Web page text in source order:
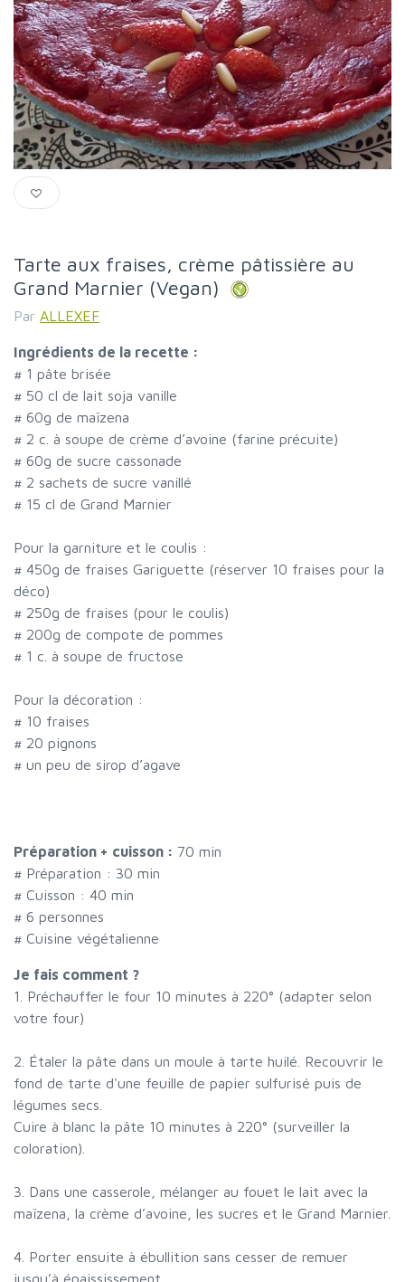
Tarte aux fraises, crème pâtissière au
Grand Marnier (Vegan)
Par ALLEXEF
Ingrédients de la recette :
# 1 pâte brisée
# 50 cl de lait soja vanille
# 60g de maïzena
# 2 c. à soupe de crème d’avoine (farine précuite)
# 60g de sucre cassonade
# 2 sachets de sucre vanillé
# 15 cl de Grand Marnier
Pour la garniture et le coulis :
# 450g de fraises Gariguette (réserver 10 fraises pour la
déco)
# 250g de fraises (pour le coulis)
# 200g de compote de pommes
# 1 c. à soupe de fructose
Pour la décoration :
# 10 fraises
# 20 pignons
# un peu de sirop d’agave
Préparation + cuisson : 70 min
# Préparation : 30 min
# Cuisson : 40 min
# 6 personnes
# Cuisine végétalienne
Je fais comment ?
1. Préchauffer le four 10 minutes à 220° (adapter selon
votre four)
2. Étaler la pâte dans un moule à tarte huilé. Recouvrir le
fond de tarte d'une feuille de papier sulfurisé puis de
légumes secs.
Cuire à blanc la pâte 10 minutes à 220° (surveiller la
coloration).
3. Dans une casserole, mélanger au fouet le lait avec la
maïzena, la crème d’avoine, les sucres et le Grand Marnier.
4. Porter ensuite à ébullition sans cesser de remuer
jusqu’à épaississement.